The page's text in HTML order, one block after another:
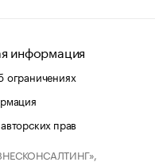
информация
прав